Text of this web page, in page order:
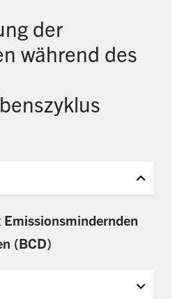
der
während des
Emissionsmindernden
(BCD)